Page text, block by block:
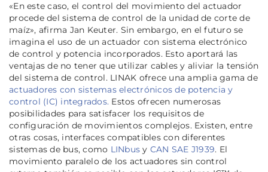
«En este caso, el control del movimiento del actuador
procede del sistema de control de la unidad de corte de
maíz», afirma Jan Keuter. Sin embargo, en el futuro se
imagina el uso de un actuador con sistema electrónico
de control y potencia incorporados. Esto aportará las
ventajas de no tener que utilizar cables y aliviar la tensión
del sistema de control. LINAK ofrece una amplia gama de
actuadores con sistemas electrónicos de potencia y
control (IC) integrados. Estos ofrecen numerosas
posibilidades para satisfacer los requisitos de
configuración de movimientos complejos. Existen, entre
otras cosas, interfaces compatibles con diferentes
sistemas de bus, como LINbus y CAN SAE J1939. El
movimiento paralelo de los actuadores sin control